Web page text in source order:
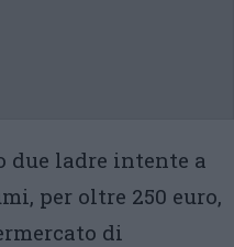
due ladre intente a
per oltre 250 euro,
di